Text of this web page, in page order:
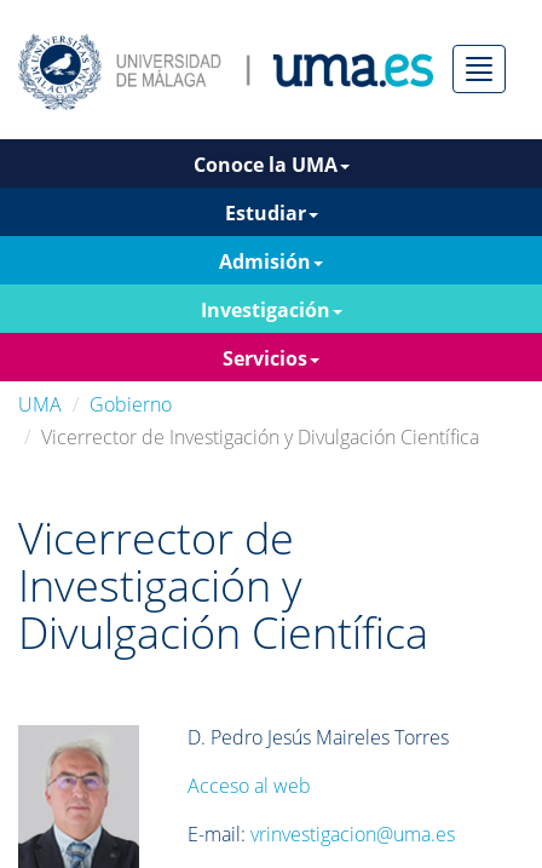
Menú
Conoce la UMA
Estudiar
Admisión
Investigación
Servicios
UMA
Gobierno
Vicerrector de Investigación y Divulgación Científica
Vicerrector de
Investigación y
Divulgación Científica
D. Pedro Jesús Maireles Torres
Acceso al web
E-mail: vrinvestigacion@uma.es